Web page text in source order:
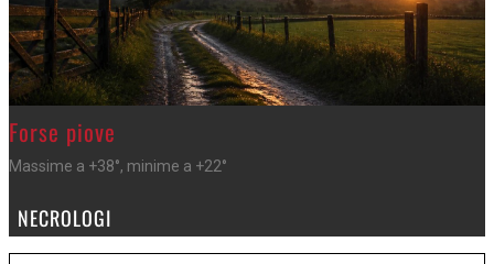
>
Forse piove
Massime a +38°, minime a +22°
NECROLOGI